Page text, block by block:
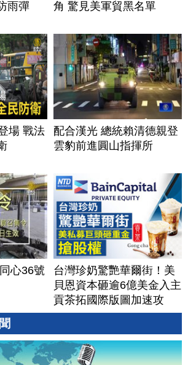
雨彈
角 驚見美軍貿黑名單
場 戰法
配合漢光 總統賴清德親登
雲豹前進圓山指揮所
心36號
台灣珍奶驚艷華爾街！美
貝恩資本砸逾6億美金入主
貢茶拓國際版圖加速攻
美？｜#財經新聞｜